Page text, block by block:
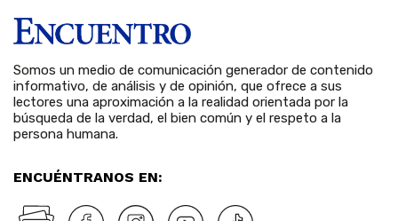
Somos un medio de comunicación generador de contenido
informativo, de análisis y de opinión, que ofrece a sus
lectores una aproximación a la realidad orientada por la
búsqueda de la verdad, el bien común y el respeto a la
persona humana.
ENCUÉNTRANOS EN: